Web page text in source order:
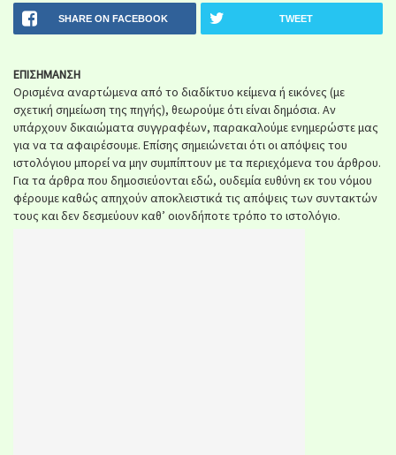
SHARE ON FACEBOOK TWEET
ΕΠΙΣΗΜΑΝΣΗ
Ορισμένα αναρτώμενα από το διαδίκτυο κείμενα ή εικόνες (με
σχετική σημείωση της πηγής), θεωρούμε ότι είναι δημόσια. Αν
υπάρχουν δικαιώματα συγγραφέων, παρακαλούμε ενημερώστε μας
για να τα αφαιρέσουμε. Επίσης σημειώνεται ότι οι απόψεις του
ιστολόγιου μπορεί να μην συμπίπτουν με τα περιεχόμενα του άρθρου.
Για τα άρθρα που δημοσιεύονται εδώ, ουδεμία ευθύνη εκ του νόμου
φέρουμε καθώς απηχούν αποκλειστικά τις απόψεις των συντακτών
τους και δεν δεσμεύουν καθ’ οιονδήποτε τρόπο το ιστολόγιο.